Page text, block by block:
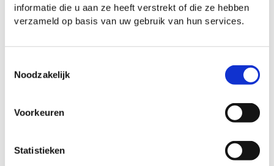
informatie die u aan ze heeft verstrekt of die ze hebben
verzameld op basis van uw gebruik van hun services.
Noodzakelijk
Voorkeuren
Statistieken
uitdaging die je peuter nodig heeft om de
wereld om zich heen te ontdekken.
Heb je nog vragen? Kom dan vooral zelf
je graag een
en leren je graag
medewerkers van onze klantenservice.